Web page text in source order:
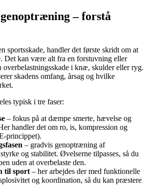
– forstå
sportsskade, handler det første skridt om at
Det kan være alt fra en forstuvning eller
i knæ, skulder eller ryg.
skadens omfang, årsag og hvilke
typisk i tre faser:
– fokus på at dæmpe smerte, hævelse og
handler det om ro, is, kompression og
princippet).
– gradvis genoptræning af
og stabilitet. Øvelserne tilpasses, så du
uden at overbelaste den.
til sport– her arbejdes der med funktionelle
og koordination, så du kan præstere